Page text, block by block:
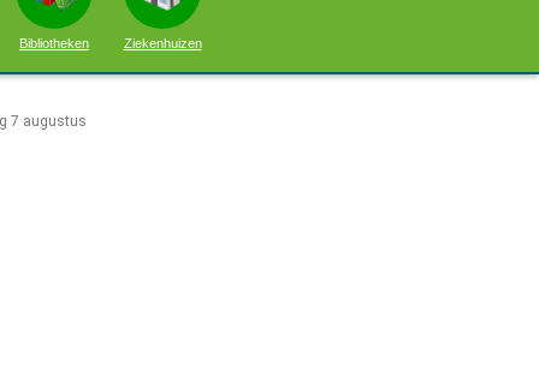
Bibliotheken Ziekenhuizen
7 augustus